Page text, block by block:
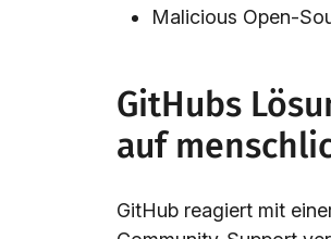
Malicious Open-
GitHubs
auf
GitHub reagiert mit